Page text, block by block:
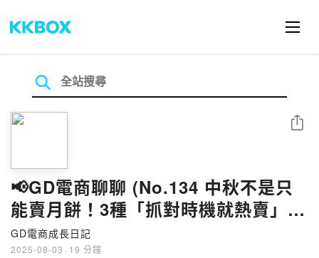
📢GD電商聊聊 (No.134 中秋不是只
能賣月餅！3種「抓對時機就熱賣」的
隱藏爆品，全公開！
GD電商成長日記
2025-08-03 · 19 分鐘
分享